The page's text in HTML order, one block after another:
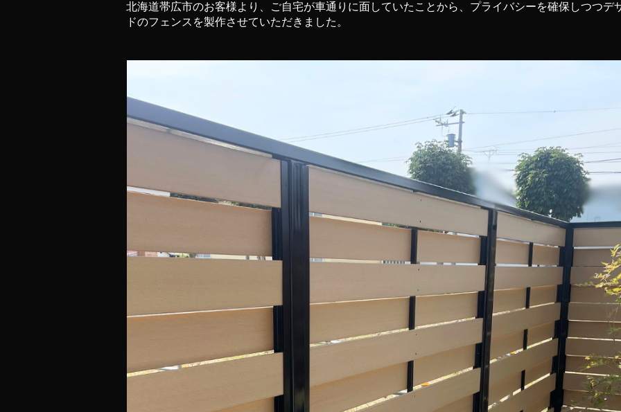
北海道帯広市のお客様より、ご自宅が車通りに面していたことから、プライバシーを確保しつつデ
ドのフェンスを製作させていただきました。